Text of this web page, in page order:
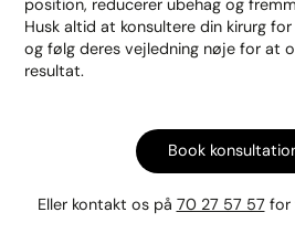
position, reducerer ubehag og
Husk altid at konsultere din kirurg
og følg deres vejledning nøje for at
resultat.
Book
Eller kontakt os på 70 27 57 57for